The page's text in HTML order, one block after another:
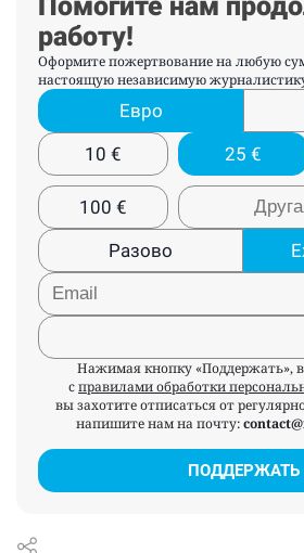
работу!
Оформите пожертвование на любую
настоящую независимую
Евро
10 € 25 €
100 €
Разово
Нажимая кнопку «Поддержать»,
справилами обработки
вы захотите отписаться от
напишите нам на почту:
ПОДДЕРЖАТЬ